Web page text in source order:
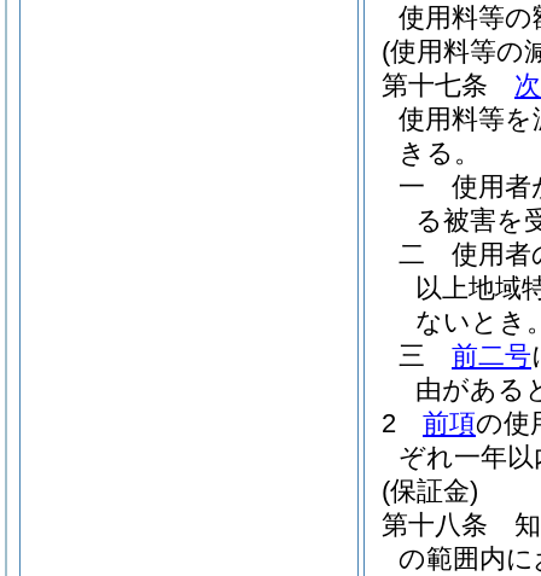
使用料等
(使用料等の
第十七条
使用料等
きる。
一
使用者
る被害を
二
使用者
以上地域
ないとき
三
前二号
由がある
2
前項の使
ぞれ一年
(保証金)
第十八条
の範囲内